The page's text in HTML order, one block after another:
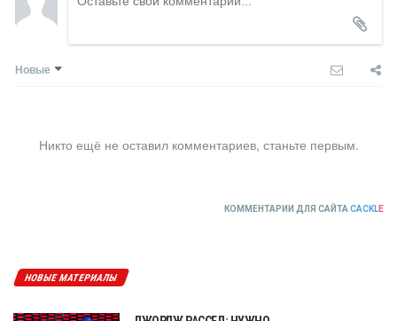
Новые
Никто ещё не оставил комментариев, станьте первым.
КОММЕНТАРИИ ДЛЯ САЙТА CACKLE
НОВЫЕ МАТЕРИАЛЫ